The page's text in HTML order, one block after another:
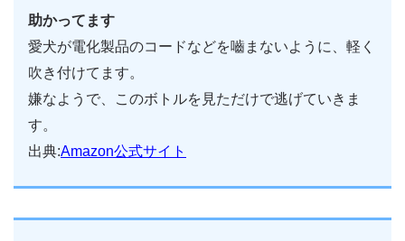
助かってます
愛犬が電化製品のコードなどを嚙まないように、軽く
吹き付けてます。
嫌なようで、このボトルを見ただけで逃げていきま
す。
出典:Amazon公式サイト